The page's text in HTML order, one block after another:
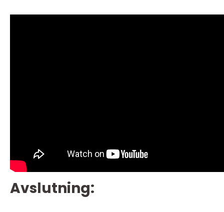
Avslutning: